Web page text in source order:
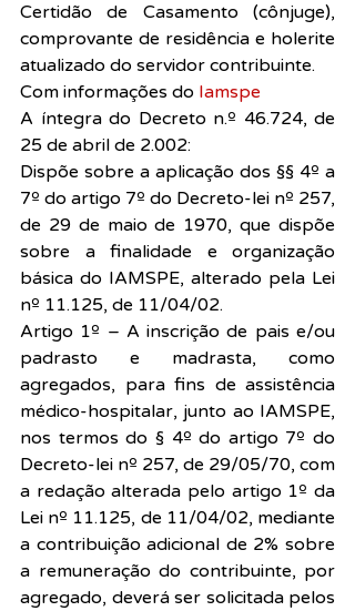
Certidão de Casamento (cônjuge),
comprovante de residência e holerite
atualizado do servidor contribuinte.
Com informações do Iamspe
A íntegra do Decreto n.º 46.724, de
25 de abril de 2.002:
Dispõe sobre a aplicação dos §§ 4º a
7º do artigo 7º do Decreto-lei nº 257,
de 29 de maio de 1970, que dispõe
sobre a finalidade e organização
básica do IAMSPE, alterado pela Lei
nº 11.125, de 11/04/02.
Artigo 1º – A inscrição de pais e/ou
padrasto e madrasta, como
agregados, para fins de assistência
médico-hospitalar, junto ao IAMSPE,
nos termos do § 4º do artigo 7º do
Decreto-lei nº 257, de 29/05/70, com
a redação alterada pelo artigo 1º da
Lei nº 11.125, de 11/04/02, mediante
a contribuição adicional de 2% sobre
a remuneração do contribuinte, por
agregado, deverá ser solicitada pelos